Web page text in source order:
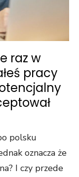
raz w
pracy
polsku
oznacza że
I czy przede